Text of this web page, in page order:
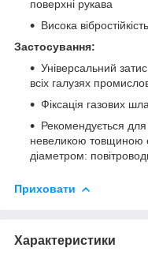
поверхні рукава
Висока вібростійкість
Застосування:
Універсальний
всіх галузях
Фіксація газових
Рекомендується для
невеликою товщиною
діаметром:
Приховати
Характеристики